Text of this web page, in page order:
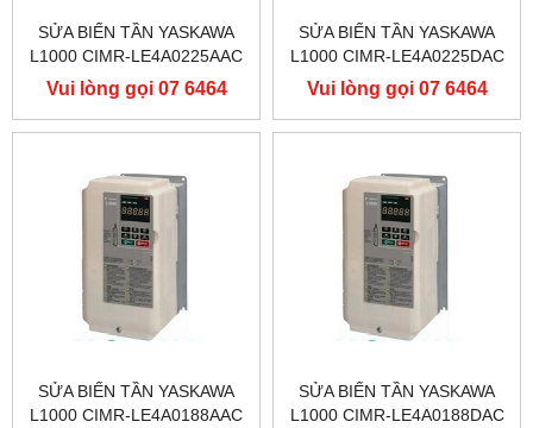
SỬA BIẾN TẦN YASKAWA
L1000 CIMR-LE4A0225AAC
400V 110KW, BIẾN TẦN
YASKAWA L1000
Vui lòng gọi 07 6464
9556
SỬA BIẾN TẦN YASKAWA
L1000 CIMR-LE4A0225DAC
400V 110KW, BIẾN TẦN
YASKAWA L1000
Vui lòng gọi 07 6464
9556
SỬA BIẾN TẦN YASKAWA
L1000 CIMR-LE4A0188AAC
SỬA BIẾN TẦN YASKAWA
L1000 CIMR-LE4A0188DAC